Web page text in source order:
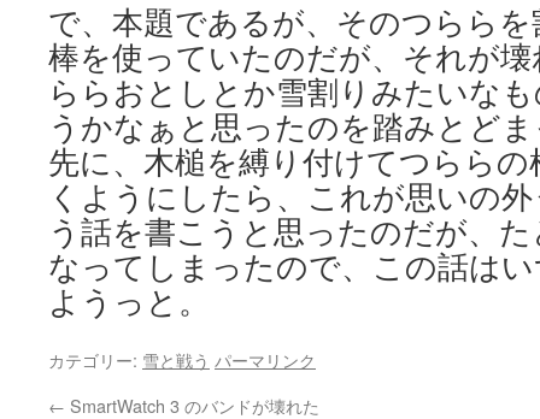
で、本題であるが、そのつらら
棒を使っていたのだが、それが
ららおとしとか雪割りみたいなも
うかなぁと思ったのを踏みとど
先に、木槌を縛り付けてつらら
くようにしたら、これが思いの
う話を書こうと思ったのだが、
なってしまったので、この話は
ようっと。
カテゴリー: 雪と戦う パーマリンク
← SmartWatch 3 のバンドが壊れた